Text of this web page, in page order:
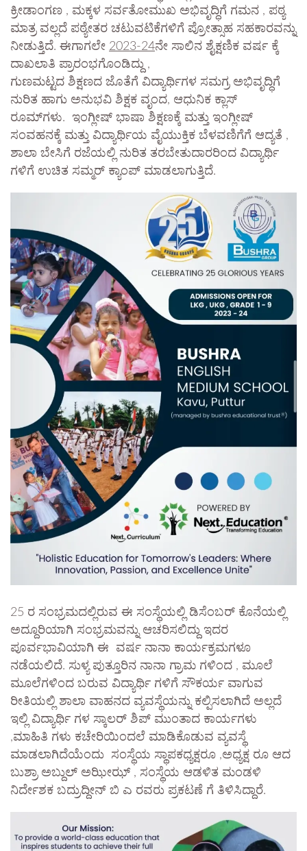
ಕ್ರೀಡಾಂಗಣ , ಮಕ್ಕಳ ಸರ್ವತೋಮುಖ ಅಭಿವೃದ್ಧಿಗೆ ಗಮನ , ಪಠ್ಯ
ಮಾತ್ರ ವಲ್ಲದೆ ಪಠ್ಯೇತರ ಚಟುವಟಿಕೆಗಳಿಗೆ ಪ್ರೋತ್ಸಾಹ ಸಹಕಾರವನ್ನು
ನೀಡುತ್ತಿದೆ. ಈಗಾಗಲೇ 2023-24ನೇ ಸಾಲಿನ ಶೈಕ್ಷಣಿಕ ವರ್ಷ ಕ್ಕೆ
ದಾಖಲಾತಿ ಪ್ರಾರಂಭಗೊಂಡಿದ್ದು ,
ಗುಣಮಟ್ಟದ ಶಿಕ್ಷಣದ ಜೊತೆಗೆ ವಿದ್ಯಾರ್ಥಿಗಳ ಸಮಗ್ರ ಅಭಿವೃದ್ಧಿಗೆ
ನುರಿತ ಹಾಗು ಅನುಭವಿ ಶಿಕ್ಷಕ ವೃಂದ, ಆಧುನಿಕ ಕ್ಲಾಸ್
ರೂಮ್‌ಗಳು. ಇಂಗ್ಲೀಷ್ ಭಾಷಾ ಶಿಕ್ಷಣಕ್ಕೆ ಮತ್ತು ಇಂಗ್ಲೀಷ್
ಸಂವಹನಕ್ಕೆ ಮತ್ತು ವಿದ್ಯಾರ್ಥಿಯ ವೈಯುಕ್ತಿಕ ಬೆಳವಣಿಗೆಗೆ ಆದ್ಯತೆ ,
ಶಾಲಾ ಬೇಸಿಗೆ ರಜೆಯಲ್ಲಿ ನುರಿತ ತರಬೇತುದಾರರಿಂದ ವಿದ್ಯಾರ್ಥಿ
ಗಳಿಗೆ ಉಚಿತ ಸಮ್ಮರ್ ಕ್ಯಾಂಪ್ ಮಾಡಲಾಗುತ್ತಿದೆ.
25 ರ ಸಂಭ್ರಮದಲ್ಲಿರುವ ಈ ಸಂಸ್ಥೆಯಲ್ಲಿ ಡಿಸೆಂಬರ್ ಕೊನೆಯಲ್ಲಿ
ಅದ್ದೂರಿಯಾಗಿ ಸಂಭ್ರಮವನ್ನು ಆಚರಿಸಲಿದ್ದು ಇದರ
ಪೂರ್ವಭಾವಿಯಾಗಿ ಈ ವರ್ಷ ನಾನಾ ಕಾರ್ಯಕ್ರಮಗಳೂ
ನಡೆಯಲಿದೆ. ಸುಳ್ಯ ಪುತ್ತೂರಿನ ನಾನಾ ಗ್ರಾಮ ಗಳಿಂದ , ಮೂಲೆ
ಮೂಲೆಗಳಿಂದ ಬರುವ ವಿದ್ಯಾರ್ಥಿ ಗಳಿಗೆ ಸೌಕರ್ಯ ವಾಗುವ
ರೀತಿಯಲ್ಲಿ ಶಾಲಾ ವಾಹನದ ವ್ಯವಸ್ಥೆಯನ್ನು ಕಲ್ಪಿಸಲಾಗಿದೆ ಅಲ್ಲದೆ
ಇಲ್ಲಿ ವಿದ್ಯಾರ್ಥಿ ಗಳ ಸ್ಕಾಲರ್ ಶಿಪ್ ಮುಂತಾದ ಕಾರ್ಯಗಳು
,ಮಾಹಿತಿ ಗಳು ಕಚೇರಿಯಿಂದಲೆ ಮಾಡಿಕೊಡುವ ವ್ಯವಸ್ಥೆ
ಮಾಡಲಾಗಿದೆಯೆಂದು ಸಂಸ್ಥೆಯ ಸ್ಥಾಪಕಧ್ಯಕ್ಷರೂ ,ಅಧ್ಯಕ್ಷ ರೂ ಆದ
ಬುಶ್ರಾ ಅಬ್ದುಲ್ ಅಝೀಝ್ , ಸಂಸ್ಥೆಯ ಆಡಳಿತ ಮಂಡಳಿ
ನಿರ್ದೇಶಕ ಬದ್ರುದ್ದೀನ್ ಬಿ ಎ ರವರು ಪ್ರಕಟಣೆ ಗೆ ತಿಳಿಸಿದ್ದಾರೆ.